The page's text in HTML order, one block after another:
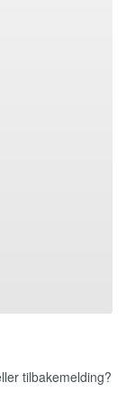
tilbakemelding?